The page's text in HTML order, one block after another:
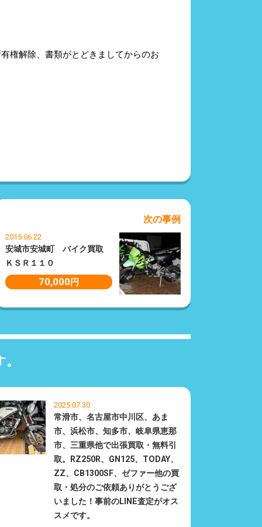
権解除、書類がとどきましてからのお
次の事例
2015.06.22
安城市安城町 バイク買取
ＫＳＲ１１０
70,000 円
2025.07.30
常滑市、名古屋市中川区、あま
市、浜松市、知多市、岐阜県恵那
市、三重県他で出張買取・無料引
取。RZ250R、GN125、TODAY、
ZZ、CB1300SF、ゼファー他の買
取・処分のご依頼ありがとうござ
いました！事前のLINE査定がオス
スメです。